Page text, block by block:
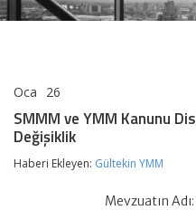
Oca 26
YMM
Yönetmeliğinde
SMMM ve YMM Kanunu
Değişiklik
Haberi Ekleyen: Gültekin YMM
Mevzuatın